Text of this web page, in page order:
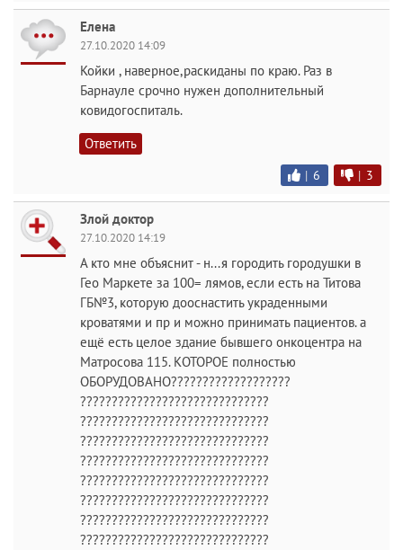
Елена
27.10.2020 14:09
Койки , наверное,раскиданы по краю. Раз в
Барнауле срочно нужен дополнительный
ковидогоспиталь.
Ответить
| 6 | 3
Злой доктор
27.10.2020 14:19
А кто мне объяснит - н...я городить городушки в
Гео Маркете за 100= лямов, если есть на Титова
ГБ№3, которую дооснастить украденными
кроватями и пр и можно принимать пациентов. а
ещё есть целое здание бывшего онкоцентра на
Матросова 115. КОТОРОЕ полностью
ОБОРУДОВАНО???????????????????
??????????????????????????????
??????????????????????????????
??????????????????????????????
??????????????????????????????
??????????????????????????????
??????????????????????????????
??????????????????????????????
??????????????????????????????